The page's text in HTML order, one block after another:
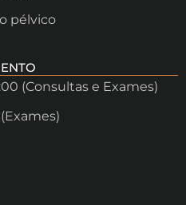
pélvico
(Consultas e Exames)